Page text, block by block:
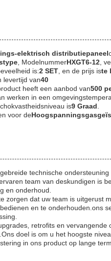
elektrisch distributiepaneel
, ModelnummerHXGT6-12 ,
is:2 SET , en de prijs iste
levertijd van40
heeft een aanbod van500
werken in een
is9 Graad
voor de
technische
team van deskundigen is
en onderhoud.
zorgen dat uw team is uitgerust
en te onderhouden.ons
retrofits en vervangende
doel is om u het hoogste
in ons product op lange